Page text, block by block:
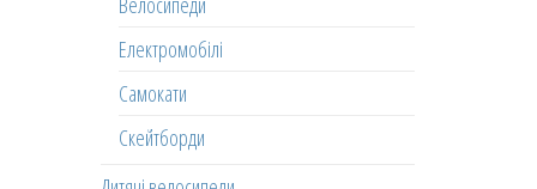
Електромобілі
Самокати
Скейтборди